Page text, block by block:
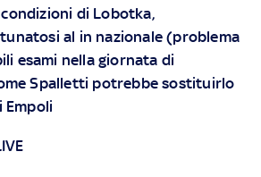
di Lobotka,
al in nazionale (problema
esami nella giornata di
Spalletti potrebbe sostituirlo